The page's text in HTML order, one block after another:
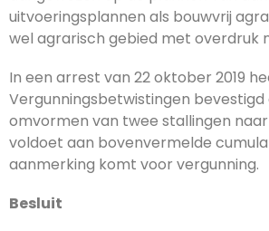
uitvoeringsplannen als bouwvrij
wel agrarisch gebied met overdruk
In een arrest van 22 oktober 2019
Vergunningsbetwistingen
omvormen van twee stallingen
voldoet aan bovenvermelde
aanmerking komt voor vergunning.
Besluit